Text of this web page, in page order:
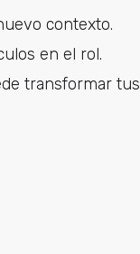
contexto.
en el rol.
transformar tus